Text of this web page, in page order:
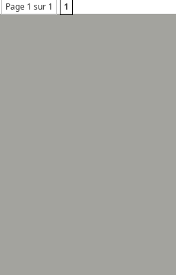
Page 1 sur 1 1